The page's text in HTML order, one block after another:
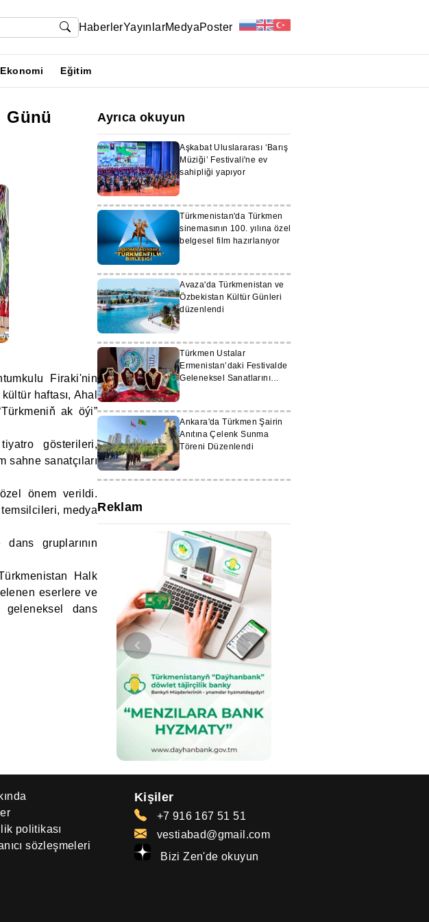
HaberlerYayınlarMedyaPoster
Ekonomi Eğitim
Günü
Firaki'nin
haftası, Ahal
ak öýi”
gösterileri,
sahne sanatçıları
önem verildi.
medya
gruplarının
Halk
eserlere ve
dans
Ayrıca okuyun
Aşkabat Uluslararası ‘Barış
Müziği’ Festivali'ne ev
sahipliği yapıyor
Türkmenistan'da Türkmen
sinemasının 100. yılına özel
belgesel film hazırlanıyor
Avaza'da Türkmenistan ve
Özbekistan Kültür Günleri
düzenlendi
Türkmen Ustalar
Ermenistan’daki Festivalde
Geleneksel Sanatlarını
Ankara'da Türkmen Şairin
Anıtına Çelenk Sunma
Töreni Düzenlendi
Reklam
politikası
sözleşmeleri
Kişiler
+7 916 167 51 51
vestiabad@gmail.com
Bizi Zen'de okuyun